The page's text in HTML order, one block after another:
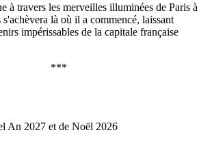
à travers les merveilles illuminées de Paris à
là où il a commencé, laissant
impérissables de la capitale française
***
An 2027 et de Noël 2026